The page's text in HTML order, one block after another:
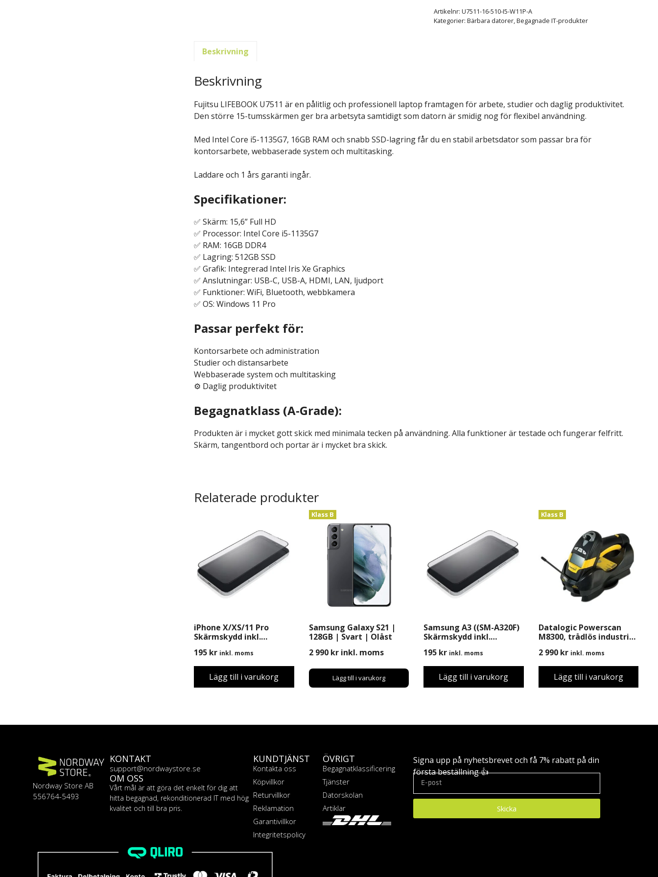
Artikelnr:U7511-16-510-I5-W11P-A
Kategorier:Bärbara datorer ,Begagnade IT-produkter
Beskrivning
Beskrivning
Fujitsu LIFEBOOK U7511 är en pålitlig och professionell laptop framtagen för arbete, studier och daglig produktivitet.
Den större 15-tumsskärmen ger bra arbetsyta samtidigt som datorn är smidig nog för flexibel användning.
Med Intel Core i5-1135G7, 16GB RAM och snabb SSD-lagring får du en stabil arbetsdator som passar bra för
kontorsarbete, webbaserade system och multitasking.
Laddare och 1 års garanti ingår.
Specifikationer:
✅ Skärm: 15,6” Full HD
✅ Processor: Intel Core i5-1135G7
✅ RAM: 16GB DDR4
✅ Lagring: 512GB SSD
✅ Grafik: Integrerad Intel Iris Xe Graphics
✅ Anslutningar: USB-C, USB-A, HDMI, LAN, ljudport
✅ Funktioner: WiFi, Bluetooth, webbkamera
✅ OS: Windows 11 Pro
Passar perfekt för:
Kontorsarbete och administration
Studier och distansarbete
Webbaserade system och multitasking
⚙️ Daglig produktivitet
Begagnatklass (A-Grade):
Produkten är i mycket gott skick med minimala tecken på användning. Alla funktioner är testade och fungerar felfritt.
Skärm, tangentbord och portar är i mycket bra skick.
Relaterade produkter
iPhone X/XS/11 Pro
Skärmskydd inkl.
195 kr inkl. moms
Lägg till i varukorg
Samsung Galaxy S21 |
128GB | Svart | Olåst
Klass B
2 990 krinkl. moms
Lägg till i varukorg
Samsung A3 ((SM-A320F)
Skärmskydd inkl.
195 kr inkl. moms
Lägg till i varukorg
Datalogic Powerscan
M8300, trådlös industri
Basstation/Laddare,
Begagnad, B-Grade
Klass B
2 990 kr inkl. moms
Lägg till i varukorg
Nordway Store AB
556764-5493
KONTAKT
support@nordwaystore.se
OM OSS
Vårt mål är att göra det enkelt för dig att
hitta begagnad, rekonditionerad IT med hög
kvalitet och till bra pris.
KUNDTJÄNST
Kontakta oss
Köpvillkor
Returvillkor
Reklamation
Garantivillkor
Integritetspolicy
ÖVRIGT
Begagnatklassificering
Tjänster
Datorskolan
Artiklar
Signa upp på nyhetsbrevet och få 7% rabatt på din
första beställning 👍
Skicka